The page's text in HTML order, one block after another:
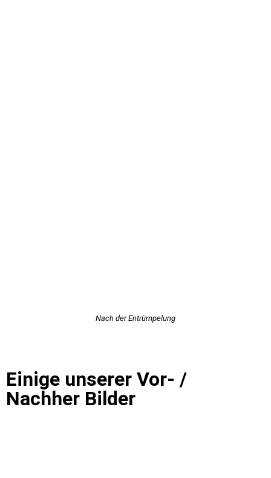
Nach der Entrümpelung
Einige unserer Vor- /
Nachher Bilder